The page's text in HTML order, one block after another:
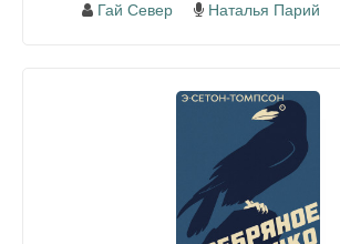
Гай Север Наталья Парий